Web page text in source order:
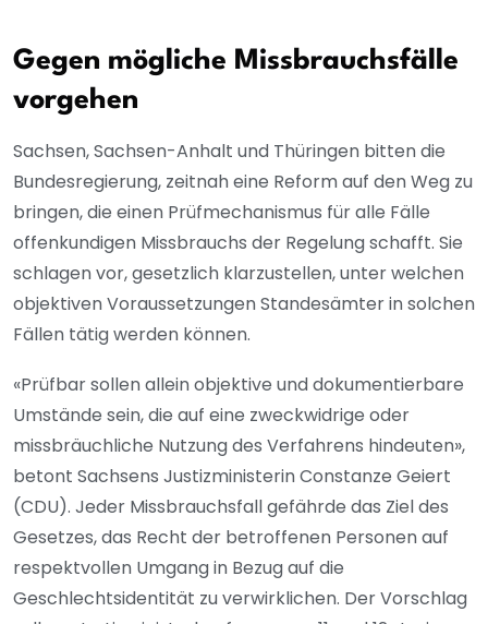
Gegen mögliche Missbrauchsfälle
vorgehen
Sachsen, Sachsen-Anhalt und Thüringen bitten die
Bundesregierung, zeitnah eine Reform auf den Weg zu
bringen, die einen Prüfmechanismus für alle Fälle
offenkundigen Missbrauchs der Regelung schafft. Sie
schlagen vor, gesetzlich klarzustellen, unter welchen
objektiven Voraussetzungen Standesämter in solchen
Fällen tätig werden können.
«Prüfbar sollen allein objektive und dokumentierbare
Umstände sein, die auf eine zweckwidrige oder
missbräuchliche Nutzung des Verfahrens hindeuten»,
betont Sachsens Justizministerin Constanze Geiert
(CDU). Jeder Missbrauchsfall gefährde das Ziel des
Gesetzes, das Recht der betroffenen Personen auf
respektvollen Umgang in Bezug auf die
Geschlechtsidentität zu verwirklichen. Der Vorschlag